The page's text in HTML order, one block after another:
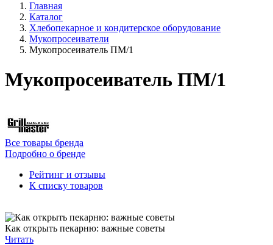
Главная
Каталог
Хлебопекарное и кондитерское оборудование
Мукопросеиватели
Мукопросеиватель ПМ/1
Мукопросеиватель ПМ/1
Все товары бренда
Подробно о бренде
Рейтинг и отзывы
К списку товаров
Как открыть пекарню: важные советы
Читать